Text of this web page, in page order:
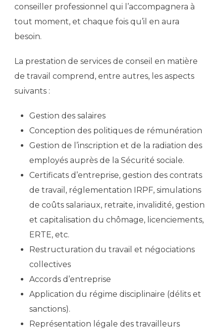
conseiller professionnel qui l’accompagnera à
tout moment, et chaque fois qu’il en aura
besoin.
La prestation de services de conseil en matière
de travail comprend, entre autres, les aspects
suivants :
Gestion des salaires
Conception des politiques de rémunération
Gestion de l’inscription et de la radiation des
employés auprès de la Sécurité sociale.
Certificats d’entreprise, gestion des contrats
de travail, réglementation IRPF, simulations
de coûts salariaux, retraite, invalidité, gestion
et capitalisation du chômage, licenciements,
ERTE, etc.
Restructuration du travail et négociations
collectives
Accords d’entreprise
Application du régime disciplinaire (délits et
sanctions).
Représentation légale des travailleurs